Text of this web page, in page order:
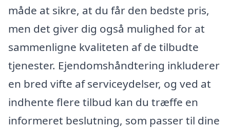
måde at sikre, at du får den bedste pris,
men det giver dig også mulighed for at
sammenligne kvaliteten af de tilbudte
tjenester. Ejendomshåndtering inkluderer
en bred vifte af serviceydelser, og ved at
indhente flere tilbud kan du træffe en
informeret beslutning, som passer til dine